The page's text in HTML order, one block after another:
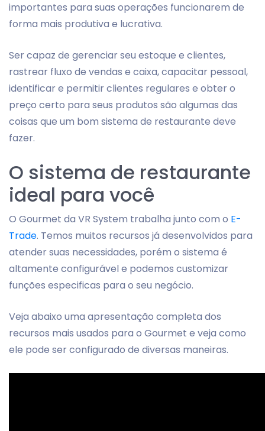
importantes para suas operações funcionarem de
forma mais produtiva e lucrativa.
Ser capaz de gerenciar seu estoque e clientes,
rastrear fluxo de vendas e caixa, capacitar pessoal,
identificar e permitir clientes regulares e obter o
preço certo para seus produtos são algumas das
coisas que um bom sistema de restaurante deve
fazer.
O sistema de restaurante
ideal para você
O Gourmet da VR System trabalha junto com o E-
Trade. Temos muitos recursos já desenvolvidos para
atender suas necessidades, porém o sistema é
altamente configurável e podemos customizar
funções especificas para o seu negócio.
Veja abaixo uma apresentação completa dos
recursos mais usados para o Gourmet e veja como
ele pode ser configurado de diversas maneiras.